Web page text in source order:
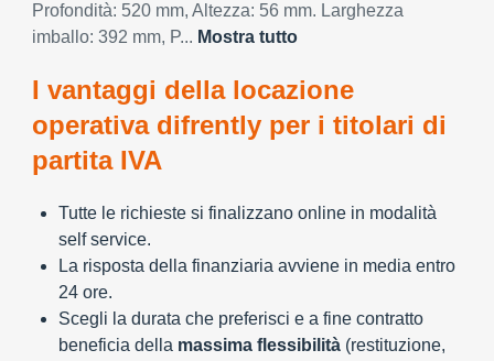
Profondità: 520 mm, Altezza: 56 mm. Larghezza
imballo: 392 mm, P... Mostra tutto
I vantaggi della locazione
operativa difrently per i titolari di
partita IVA
Tutte le richieste si finalizzano online in modalità
self service.
La risposta della finanziaria avviene in media entro
24 ore.
Scegli la durata che preferisci e a fine contratto
beneficia della massima flessibilità (restituzione,